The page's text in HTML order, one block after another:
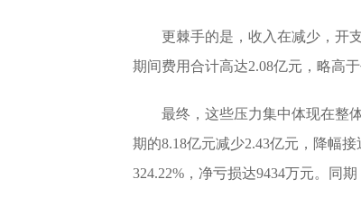
更棘手的是，收入在减少，开
期间费用合计高达2.08亿元，略高
最终，这些压力集中体现在整
期的8.18亿元减少2.43亿元，降幅
324.22%，净亏损达9434万元。同